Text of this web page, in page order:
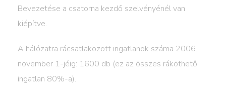
Bevezetése a csatorna kezdő szelvényénél van
kiépítve.
A hálózatra rácsatlakozott ingatlanok száma 2006.
november 1-jéig: 1600 db (ez az összes ráköthető
ingatlan 80%-a).